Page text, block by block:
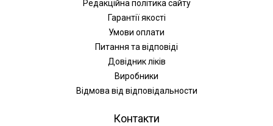
Редакційна політика сайту
Гарантії якості
Умови оплати
Питання та відповіді
Довідник ліків
Виробники
Відмова від відповідальности
Контакти